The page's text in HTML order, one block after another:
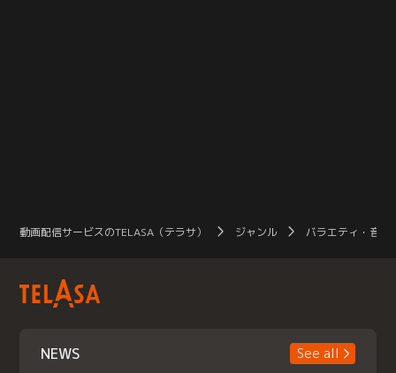
動画配信サービスのTELASA（テラサ） ジャンル バラエティ・音楽
NEWS See all